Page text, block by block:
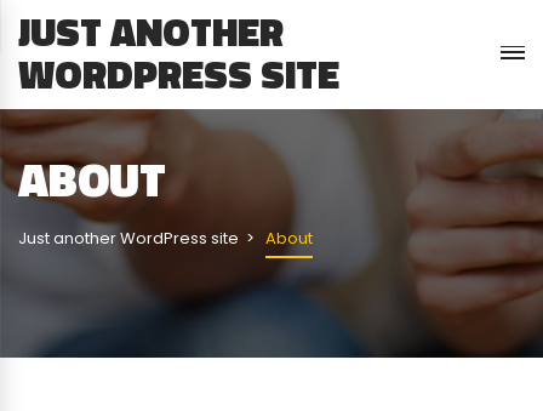
JUST ANOTHER
WORDPRESS SITE
ABOUT
Just another WordPress site About